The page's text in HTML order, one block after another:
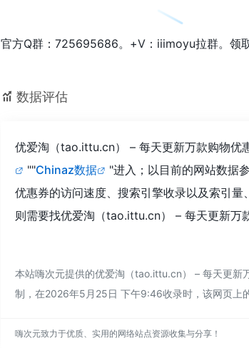
官方Q群：725695686。+V：iiimoyu拉群。领
数据评估
优爱淘（tao.ittu.cn） – 每天更新万款购物优
""Chinaz数据
"进入；以目前的网站数据
优惠券的访问速度、搜索引擎收录以及索引
则需要找优爱淘（tao.ittu.cn） – 每天更新万
本站嗨次元提供的优爱淘（tao.ittu.cn） – 每天更新
制，在2026年5月25日 下午9:46收录时，该网页上
嗨次元致力于优质、实用的网络站点资源收集与分享！